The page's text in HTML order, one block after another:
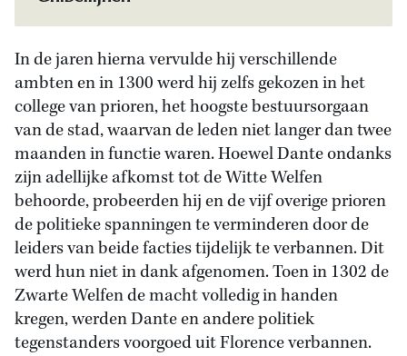
In de jaren hierna vervulde hij verschillende
ambten en in 1300 werd hij zelfs gekozen in het
college van prioren, het hoogste bestuursorgaan
van de stad, waarvan de leden niet langer dan twee
maanden in functie waren. Hoewel Dante ondanks
zijn adellijke afkomst tot de Witte Welfen
behoorde, probeerden hij en de vijf overige prioren
de politieke spanningen te verminderen door de
leiders van beide facties tijdelijk te verbannen. Dit
werd hun niet in dank afgenomen. Toen in 1302 de
Zwarte Welfen de macht volledig in handen
kregen, werden Dante en andere politiek
tegenstanders voorgoed uit Florence verbannen.